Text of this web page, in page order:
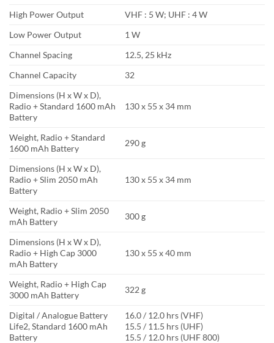
High Power Output
VHF : 5 W; UHF : 4 W
Low Power Output
1 W
Channel Spacing
12.5, 25 kHz
Channel Capacity
32
Dimensions (H x W x D),
Radio + Standard 1600 mAh
Battery
130 x 55 x 34 mm
Weight, Radio + Standard
1600 mAh Battery
290 g
Dimensions (H x W x D),
Radio + Slim 2050 mAh
Battery
130 x 55 x 34 mm
Weight, Radio + Slim 2050
mAh Battery
300 g
Dimensions (H x W x D),
Radio + High Cap 3000
mAh Battery
130 x 55 x 40 mm
Weight, Radio + High Cap
3000 mAh Battery
322 g
Digital / Analogue Battery
Life2, Standard 1600 mAh
Battery
16.0 / 12.0 hrs (VHF)
15.5 / 11.5 hrs (UHF)
15.5 / 12.0 hrs (UHF 800)